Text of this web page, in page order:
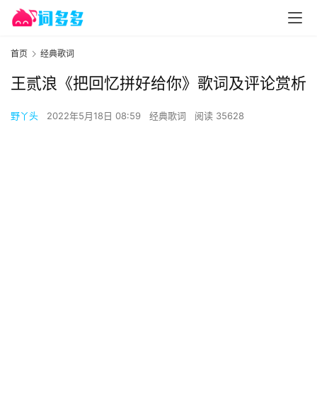
首页 经典歌词
王贰浪《把回忆拼好给你》歌词及评论赏析
野丫头 2022年5月18日 08:59 经典歌词 阅读 35628